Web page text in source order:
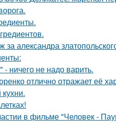
александра
ничего не надо варить.
отлично отражает её
в фильме "Человек -